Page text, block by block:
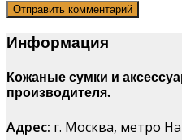
Информация
Кожаные сумки и
производителя.
Адрес: г. Москва, метро